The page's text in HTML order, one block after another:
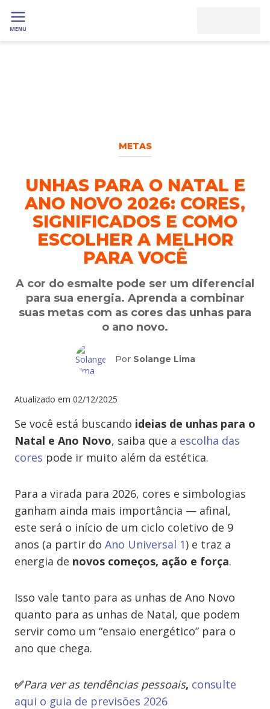
MENU
METAS
UNHAS PARA O NATAL E
ANO NOVO 2026: CORES,
SIGNIFICADOS E COMO
ESCOLHER A MELHOR
PARA VOCÊ
A cor do esmalte pode ser um diferencial
para sua energia. Aprenda a combinar
suas metas com as cores das unhas para
o ano novo.
Por Solange Lima
Atualizado em 02/12/2025
Se você está buscando ideias de unhas para o
Natal e Ano Novo, saiba que a escolha das
cores pode ir muito além da estética.
Para a virada para 2026, cores e simbologias
ganham ainda mais importância — afinal,
este será o início de um ciclo coletivo de 9
anos (a partir do Ano Universal 1) e traz a
energia de novos começos, ação e força.
Isso vale tanto para as unhas de Ano Novo
quanto para as unhas de Natal, que podem
servir como um “ensaio energético” para o
ano que chega.
✅Para ver as tendências pessoais, consulte
aqui o guia de previsões 2026